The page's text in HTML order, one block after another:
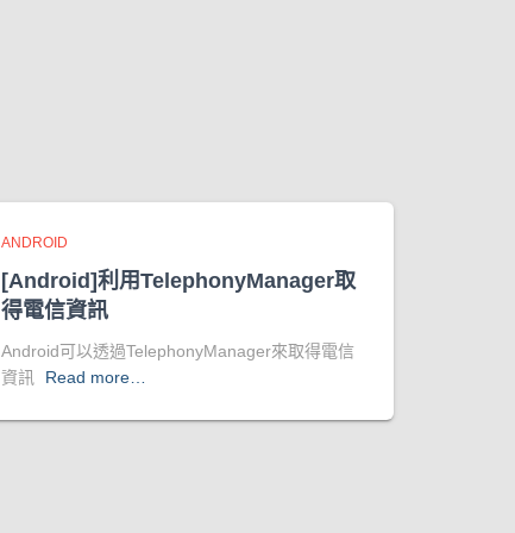
ANDROID
[Android]利用TelephonyManager取
得電信資訊
Android可以透過TelephonyManager來取得電信
資訊
Read more…